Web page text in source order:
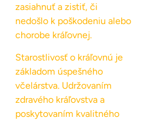
zasiahnuť a zistiť, či
nedošlo k poškodeniu alebo
chorobe kráľovnej.
Starostlivosť o kráľovnú je
základom úspešného
včelárstva. Udržovaním
zdravého kráľovstva a
poskytovaním kvalitného